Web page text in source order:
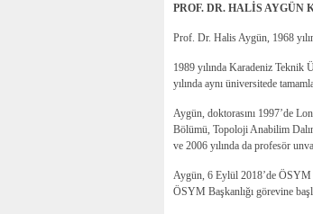
PROF. DR. HALİS AYGÜN
Prof. Dr. Halis Aygün, 1968
1989 yılında Karadeniz Teknik
yılında aynı üniversitede
Aygün, doktorasını 1997’de
Bölümü, Topoloji Anabilim
ve 2006 yılında da profesör
Aygün, 6 Eylül 2018’de ÖSYM
ÖSYM Başkanlığı görevine